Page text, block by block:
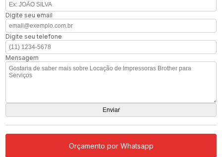
Digite seu email
Digite seu telefone
Mensagem
Orçamento por Whatsapp